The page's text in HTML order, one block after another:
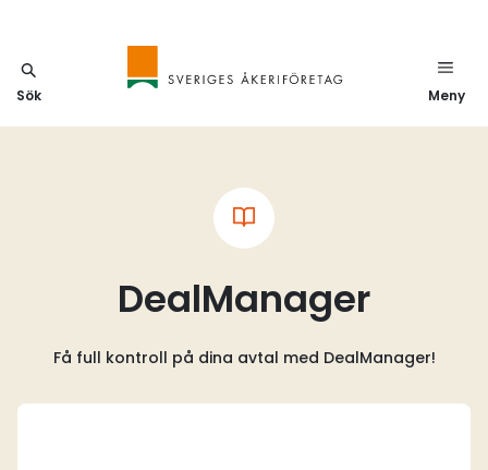
Sök Meny
DealManager
Få full kontroll på dina avtal med DealManager!